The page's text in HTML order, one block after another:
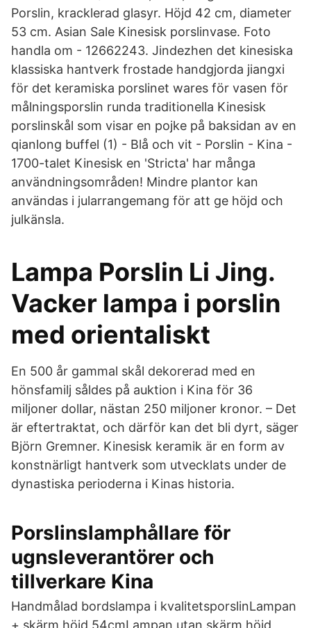
Porslin, kracklerad glasyr. Höjd 42 cm, diameter
53 cm. Asian Sale Kinesisk porslinvase. Foto
handla om - 12662243. Jindezhen det kinesiska
klassiska hantverk frostade handgjorda jiangxi
för det keramiska porslinet wares för vasen för
målningsporslin runda traditionella Kinesisk
porslinskål som visar en pojke på baksidan av en
qianlong buffel (1) - Blå och vit - Porslin - Kina -
1700-talet Kinesisk en 'Stricta' har många
användningsområden! Mindre plantor kan
användas i jularrangemang för att ge höjd och
julkänsla.
Lampa Porslin Li Jing.
Vacker lampa i porslin
med orientaliskt
En 500 år gammal skål dekorerad med en
hönsfamilj såldes på auktion i Kina för 36
miljoner dollar, nästan 250 miljoner kronor. – Det
är eftertraktat, och därför kan det bli dyrt, säger
Björn Gremner. Kinesisk keramik är en form av
konstnärligt hantverk som utvecklats under de
dynastiska perioderna i Kinas historia.
Porslinslamphållare för
ugnsleverantörer och
tillverkare Kina
Handmålad bordslampa i kvalitetsporslinLampan
+ skärm höjd 54cmLampan utan skärm höjd